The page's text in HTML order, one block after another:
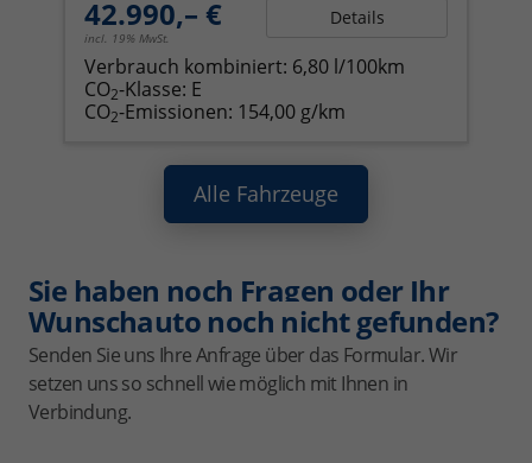
42.990,– €
incl. 19% MwSt.
Details
Verbrauch kombiniert: 6,80 l/100km
CO2-Klasse: E
CO2-Emissionen: 154,00 g/km
Alle Fahrzeuge
Sie haben noch Fragen oder Ihr
Wunschauto noch nicht gefunden?
Senden Sie uns Ihre Anfrage über das Formular. Wir
setzen uns so schnell wie möglich mit Ihnen in
Verbindung.